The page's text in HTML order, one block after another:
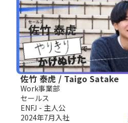
佐竹 泰虎 / Taigo Satake
Work事業部
セールス
ENFJ - 主人公
2024年7月入社